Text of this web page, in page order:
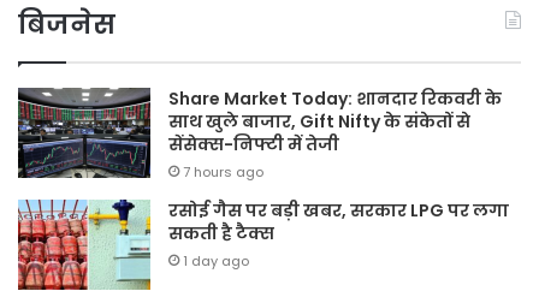
बिजनेस
Share Market Today: शानदार रिकवरी के
साथ खुले बाजार, Gift Nifty के संकेतों से
सेंसेक्स-निफ्टी में तेजी
7 hours ago
रसोई गैस पर बड़ी खबर, सरकार LPG पर लगा
सकती है टैक्स
1 day ago